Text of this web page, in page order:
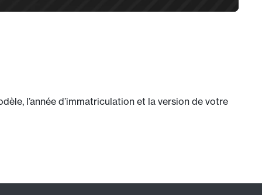
l’année d’immatriculation et la version de votre